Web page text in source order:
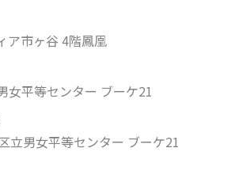
ア市ヶ谷 4階鳳凰
平等センター ブーケ21
立男女平等センター ブーケ21